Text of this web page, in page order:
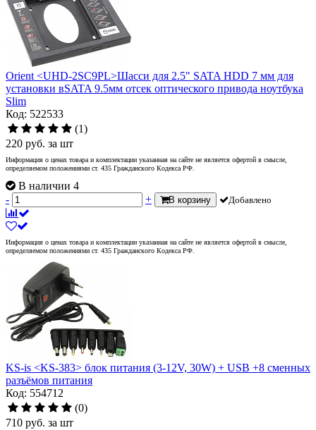
Orient <UHD-2SC9PL>Шасси для 2.5" SATA HDD 7 мм для
установки вSATA 9.5мм отсек оптического привода ноутбука
Slim
Код: 522533
(1)
220 руб. за шт
Информация о ценах товара и комплектации указанная на сайте не является офертой в смысле,
определяемом положениями ст. 435 Гражданского Кодекса РФ.
В наличии 4
-
+ В корзину Добавлено
Информация о ценах товара и комплектации указанная на сайте не является офертой в смысле,
определяемом положениями ст. 435 Гражданского Кодекса РФ.
KS-is <KS-383> блок питания (3-12V, 30W) + USB +8 сменных
разъёмов питания
Код: 554712
(0)
710 руб. за шт